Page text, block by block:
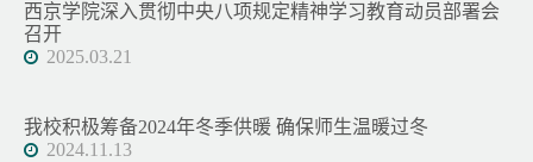
西京学院深入贯彻中央八项规定精神学习教育动员部署会
召开
2025.03.21
我校积极筹备2024年冬季供暖 确保师生温暖过冬
2024.11.13